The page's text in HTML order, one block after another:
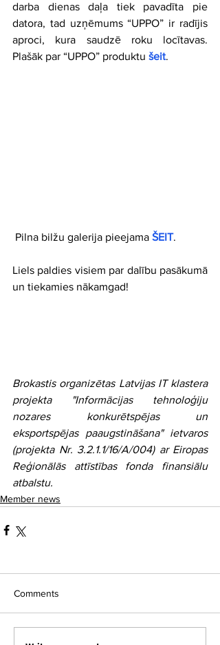
darba dienas daļa tiek pavadīta pie
datora, tad uzņēmums “UPPO” ir radījis
aproci, kura saudzē roku locītavas.
Plašāk par “UPPO” produktu šeit.
Pilna bilžu galerija pieejama ŠEIT.
Liels paldies visiem par dalību pasākumā
un tiekamies nākamgad!
Brokastis organizētas Latvijas IT klastera
projekta "Informācijas tehnoloģiju
nozares konkurētspējas un
eksportspējas paaugstināšana" ietvaros
(projekta Nr. 3.2.1.1/16/A/004) ar Eiropas
Reģionālās attīstības fonda finansiālu
atbalstu.
Member news
Comments